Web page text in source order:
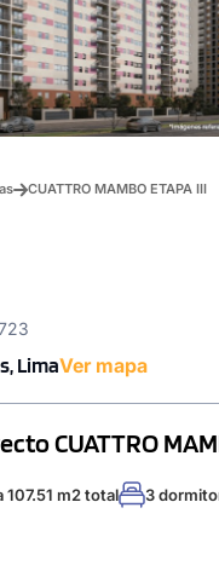
CUATTRO MAMBO ETAPA III
LimaVer mapa
CUATTRO
107.51 m2 total 3